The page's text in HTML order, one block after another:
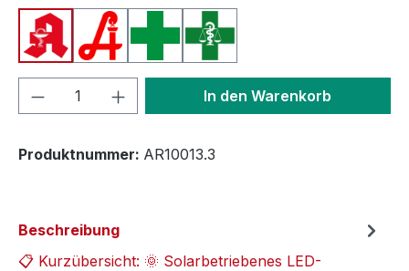
Apotheken A (Deutschland)
Apotheken A (Österreich)
Apothekenkreuz (International)
Apothekenkreuz (Schweiz)
Produkt Anzahl: Gib denIn den Warenkorb
Produktnummer: AR10013.3
Beschreibung
📋 Kurzübersicht: 🌞 Solarbetriebenes LED-